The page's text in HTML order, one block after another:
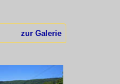
zur Galerie